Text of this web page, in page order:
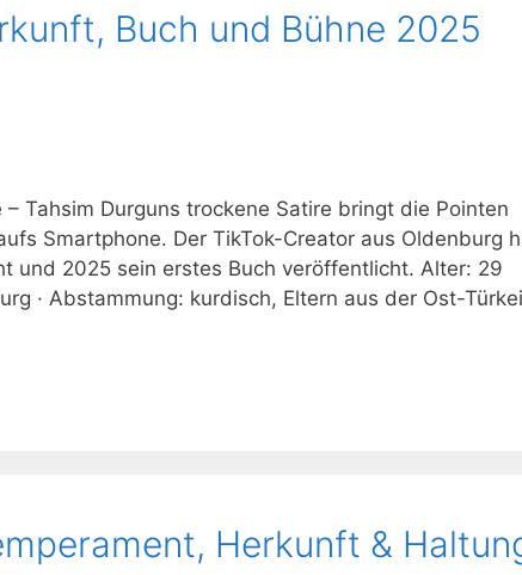
Buch und Bühne 2025
Tahsim Durguns trockene Satire bringt die Pointen
Smartphone. Der TikTok-Creator aus Oldenburg
und 2025 sein erstes Buch veröffentlicht. Alter: 29
· Abstammung: kurdisch, Eltern aus der Ost-Türkei
Herkunft &